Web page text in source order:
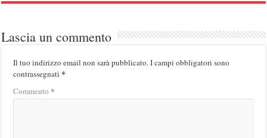
Lascia un commento
Il tuo indirizzo email non sarà pubblicato.I campi obbligatori sono
contrassegnati*
Commento *